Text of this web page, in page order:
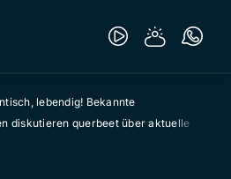
lebendig! Bekannte
diskutieren querbeet über aktuelle